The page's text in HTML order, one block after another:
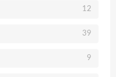
12
39
9